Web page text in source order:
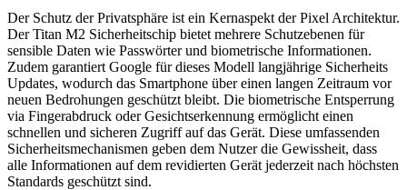
Der Schutz der Privatsphäre ist ein Kernaspekt der Pixel Architektur.
Der Titan M2 Sicherheitschip bietet mehrere Schutzebenen für
sensible Daten wie Passwörter und biometrische Informationen.
Zudem garantiert Google für dieses Modell langjährige Sicherheits
Updates, wodurch das Smartphone über einen langen Zeitraum vor
neuen Bedrohungen geschützt bleibt. Die biometrische Entsperrung
via Fingerabdruck oder Gesichtserkennung ermöglicht einen
schnellen und sicheren Zugriff auf das Gerät. Diese umfassenden
Sicherheitsmechanismen geben dem Nutzer die Gewissheit, dass
alle Informationen auf dem revidierten Gerät jederzeit nach höchsten
Standards geschützt sind.